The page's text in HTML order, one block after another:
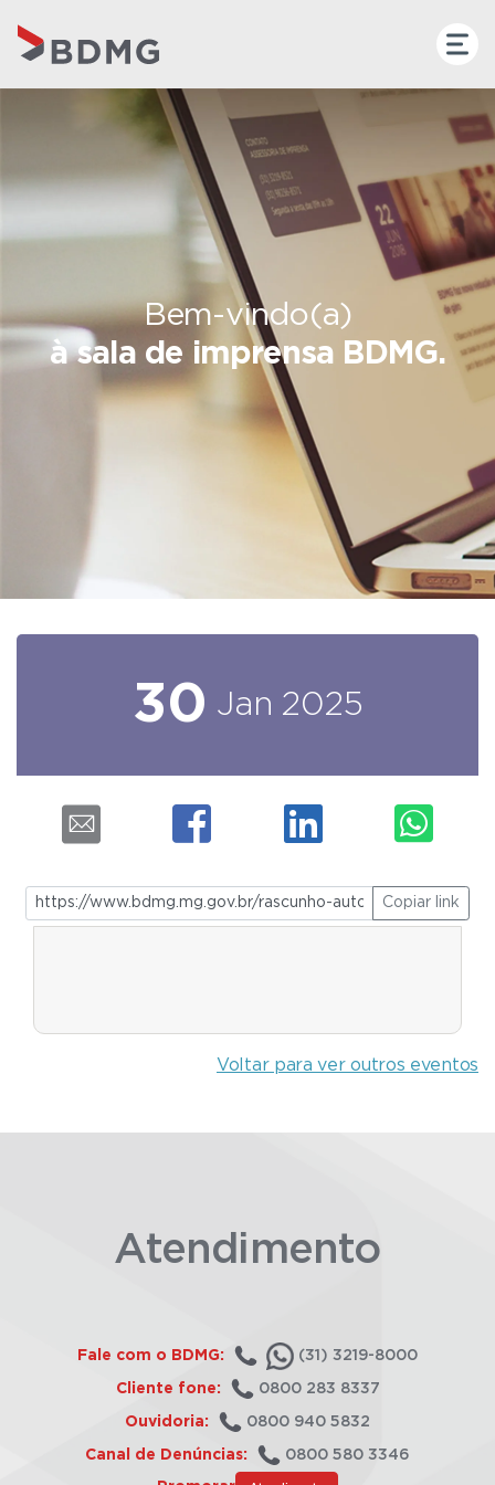
Bem-vindo(a)
à sala de imprensa BDMG.
30 Jan 2025
Copiar link
Voltar para ver outros eventos
Atendimento
Fale com o BDMG: (31) 3219-8000
Cliente fone: 0800 283 8337
Ouvidoria: 0800 940 5832
Canal de Denúncias: 0800 580 3346